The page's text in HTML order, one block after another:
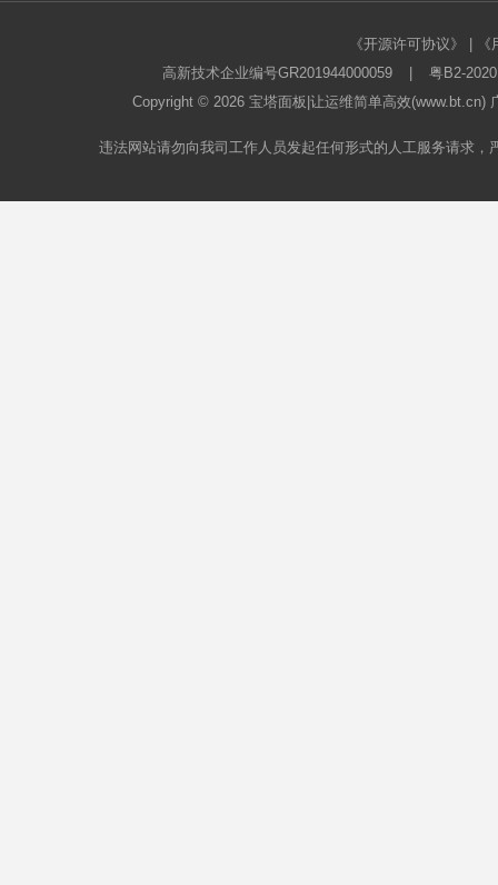
《开源许可协议》
高新技术企业编号GR201944000059
粤B2-
Copyright © 2026 宝塔面板 |让运维简单高效
违法网站请勿向我司工作人员发起任何形式的人工服务请求，